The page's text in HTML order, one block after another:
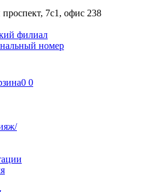
7с1, офис 238
филиал
номер
0 0